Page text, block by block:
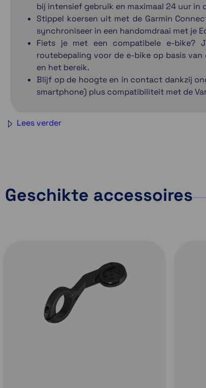
bij intensief gebruik en maximaal 24 uur in
Stippel koersen uit met de Garmin
synchroniseer in een handomdraai met je
Fiets je met een compatibele e-bike?
routebepaling voor de e-bike op basis
en het bereik.
Blijf op de hoogte en in contact dankzij
smartphone) plus compatibiliteit met de
Lees verder
Geschikte accessoires